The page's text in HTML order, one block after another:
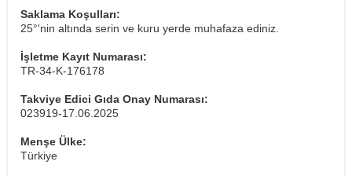
Saklama Koşulları:
25°'nin altında serin ve kuru yerde muhafaza ediniz.
İşletme Kayıt Numarası:
TR-34-K-176178
Takviye Edici Gıda Onay Numarası:
023919-17.06.2025
Menşe Ülke:
Türkiye